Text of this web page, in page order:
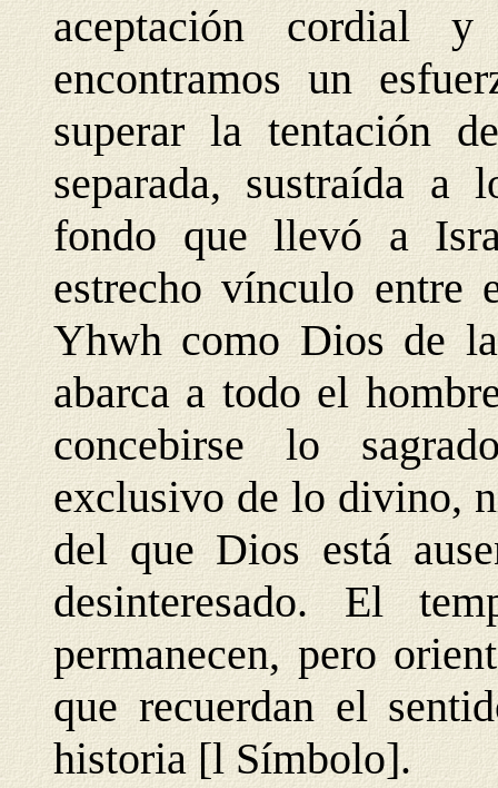
aceptación cordial
encontramos un
superar la tentación
separada, sustraída a
fondo que llevó a
estrecho vínculo
Yhwh como Dios de
abarca a todo el
concebirse lo
exclusivo de lo divino,
del que Dios está
desinteresado. El
permanecen, pero
que recuerdan el
historia [l Símbolo].